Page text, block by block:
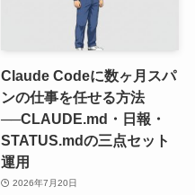
Claude Codeに数ヶ月スパ
ンの仕事を任せる方法
──CLAUDE.md・日報・
STATUS.mdの三点セット
運用
2026年7月20日